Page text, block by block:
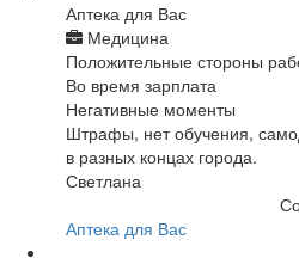
Аптека для Вас
Медицина
Положительные стороны
Во время зарплата
Негативные моменты
Штрафы, нет обучения,
в разных концах города.
Светлана
Аптека для Вас